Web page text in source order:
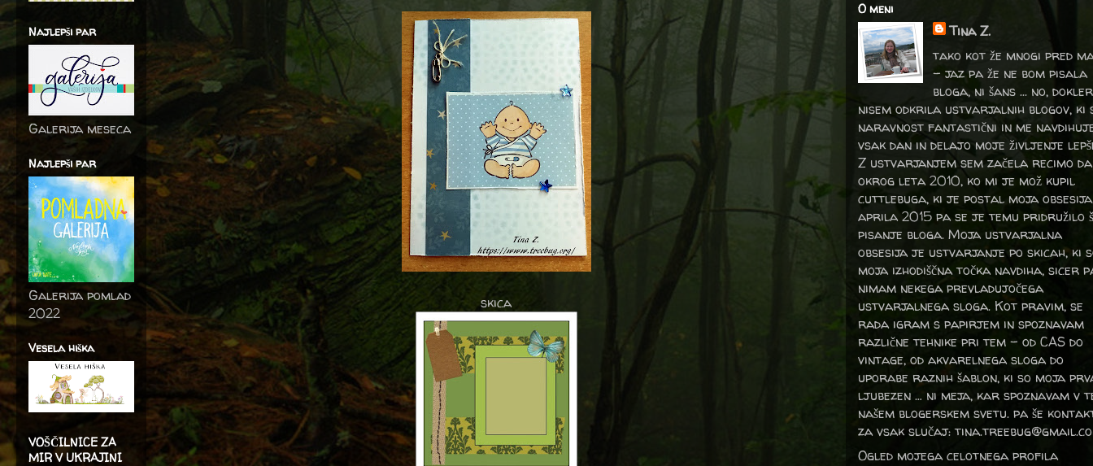
skica
Najlepši par
Galerija meseca
Najlepši par
Galerija pomlad
2022
Vesela hiška
VOŠČILNICE ZA
MIR V UKRAJINI
O meni
Tina Z.
tako kot že mnogi pred
- jaz pa že ne bom pisala
bloga, ni šans ... no, dokler
nisem odkrila ustvarjalnih blogov, ki
naravnost fantastični in me
vsak dan in delajo moje življenje
Z ustvarjanjem sem začela recimo da
okrog leta 2010, ko mi je mož kupil
cuttlebuga, ki je postal moja
aprila 2015 pa se je temu pridružilo
pisanje bloga. Moja ustvarjalna
obsesija je ustvarjanje po skicah, ki
moja izhodiščna točka navdiha, sicer
nimam nekega prevladujočega
ustvarjalnega sloga. Kot pravim, se
rada igram s papirjem in spoznavam
različne tehnike pri tem – od CAS do
vintage, od akvarelnega sloga do
uporabe raznih šablon, ki so moja
ljubezen … ni meja, kar spoznavam v
našem blogerskem svetu. pa še
za vsak slučaj:
Ogled mojega celotnega profila